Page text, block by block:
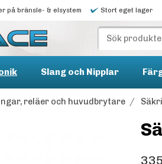
på bränsle- & elsystem Stort eget lager
Slang och Nipplar
reläer och huvudbrytare /